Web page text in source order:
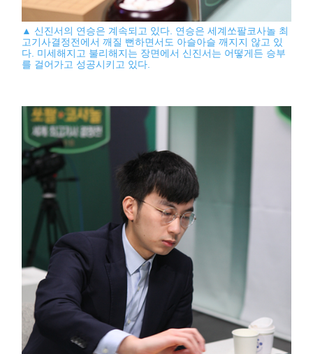
▲ 신진서의 연승은 계속되고 있다. 연승은 세계쏘팔코사놀 최
고기사결정전에서 깨질 뻔하면서도 아슬아슬 깨지지 않고 있
다. 미세해지고 불리해지는 장면에서 신진서는 어떻게든 승부
를 걸어가고 성공시키고 있다.